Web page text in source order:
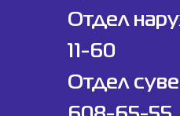
Отдел
11-60
Отдел